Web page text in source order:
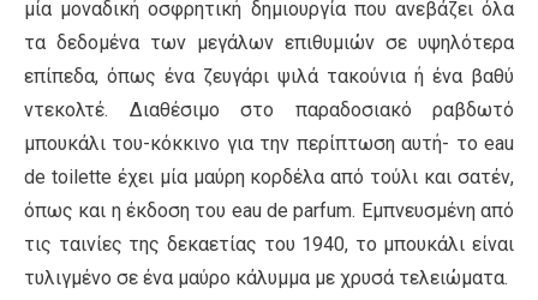
μία μοναδική οσφρητική δημιουργία που ανεβάζει όλα
τα δεδομένα των μεγάλων επιθυμιών σε υψηλότερα
επίπεδα, όπως ένα ζευγάρι ψιλά τακούνια ή ένα βαθύ
ντεκολτέ. Διαθέσιμο στο παραδοσιακό ραβδωτό
μπουκάλι του-κόκκινο για την περίπτωση αυτή- το eau
de toilette έχει μία μαύρη κορδέλα από τούλι και σατέν,
όπως και η έκδοση του eau de parfum. Εμπνευσμένη από
τις ταινίες της δεκαετίας του 1940, το μπουκάλι είναι
τυλιγμένο σε ένα μαύρο κάλυμμα με χρυσά τελειώματα.